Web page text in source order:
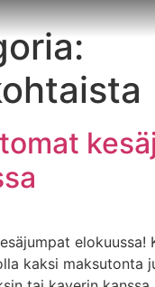
elokuussa!
kaksi maksutonta